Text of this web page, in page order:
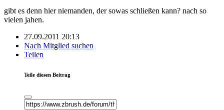
gibt es denn hier niemanden, der sowas schließen kann? nach so
vielen jahen.
27.09.2011 20:13
Nach Mitglied suchen
Teilen
Teile diesen Beitrag